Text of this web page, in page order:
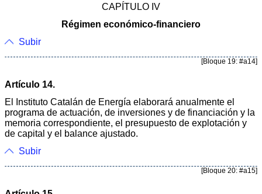
CAPÍTULO IV
Régimen económico-financiero
Subir
[Bloque 19: #a14]
Artículo 14.
El Instituto Catalán de Energía elaborará anualmente el
programa de actuación, de inversiones y de financiación y la
memoria correspondiente, el presupuesto de explotación y
de capital y el balance ajustado.
Subir
[Bloque 20: #a15]